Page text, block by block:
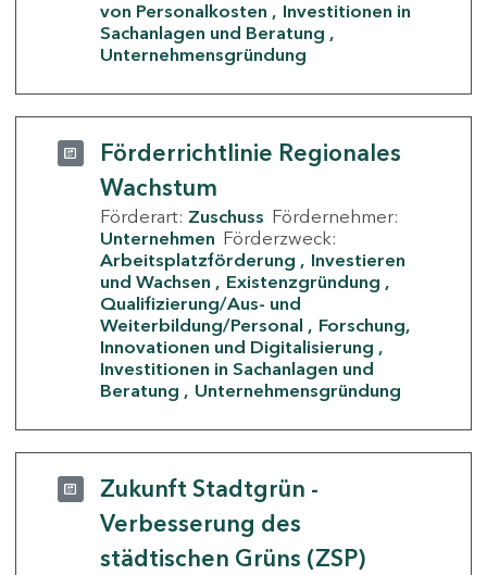
von Personalkosten
Investitionen in
Sachanlagen und Beratung
Unternehmensgründung
Förderrichtlinie Regionales
Wachstum
Förderart: Zuschuss Fördernehmer:
Unternehmen Förderzweck:
Arbeitsplatzförderung
Investieren
und Wachsen
Existenzgründung
Qualifizierung/Aus- und
Weiterbildung/Personal
Forschung,
Innovationen und Digitalisierung
Investitionen in Sachanlagen und
Beratung
Unternehmensgründung
Zukunft Stadtgrün -
Verbesserung des
städtischen Grüns (ZSP)